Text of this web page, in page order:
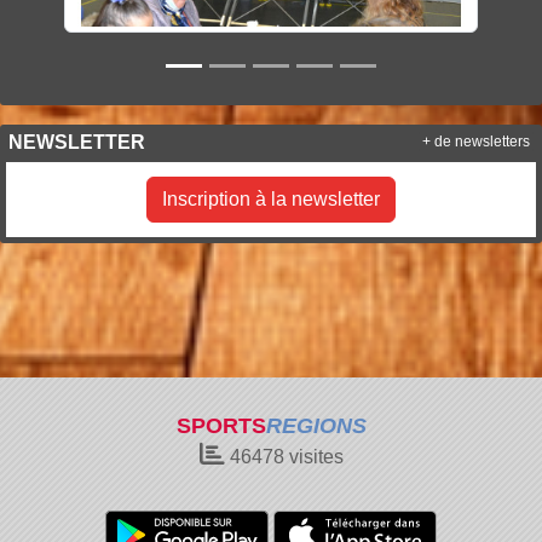
NEWSLETTER
Inscription à la newsletter
+ de newsletters
SPORTSREGIONS
46478visites